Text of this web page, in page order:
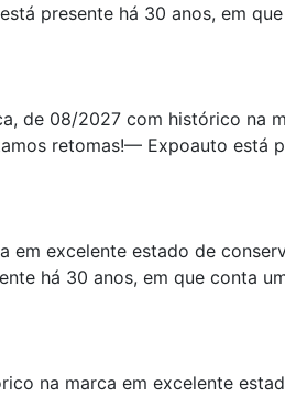
presente há 30 anos, em que
de 08/2027 com histórico na
retomas!— Expoauto está
em excelente estado de
há 30 anos, em que conta
na marca em excelente